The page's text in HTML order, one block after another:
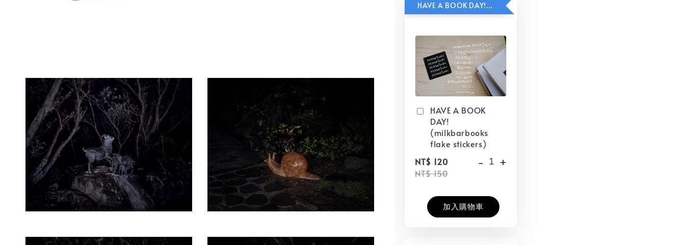
HAVE A BOOK DAY!貼紙包加價購
HAVE A BOOK
DAY!
(milkbarbooks
flake stickers)
NT$ 120
NT$ 150
- +
加入購物車